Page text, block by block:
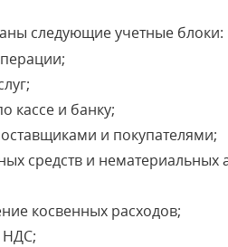
следующие учетные блоки:
кассе и банку;
и покупателями;
средств и нематериальных
косвенных расходов;
НДС;